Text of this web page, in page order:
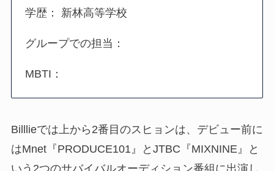
学歴： 新林高等学校
グループでの担当：
MBTI：
Billlieでは上から2番目のスヒョンは、デビュー前に
はMnet『PRODUCE101』とJTBC『MIXNINE』と